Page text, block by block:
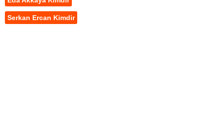
Serkan Ercan Kimdir